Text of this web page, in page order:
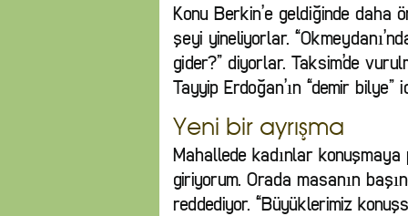
Konu Berkin’e geldiğinde daha
şeyi yineliyorlar.
gider?” diyorlar. Taksim’de
Tayyip Erdoğan’ın “demir bilye”
Yeni bir ayrışma
Mahallede kadınlar
giriyorum. Orada masanın
reddediyor. “Büyüklerimiz